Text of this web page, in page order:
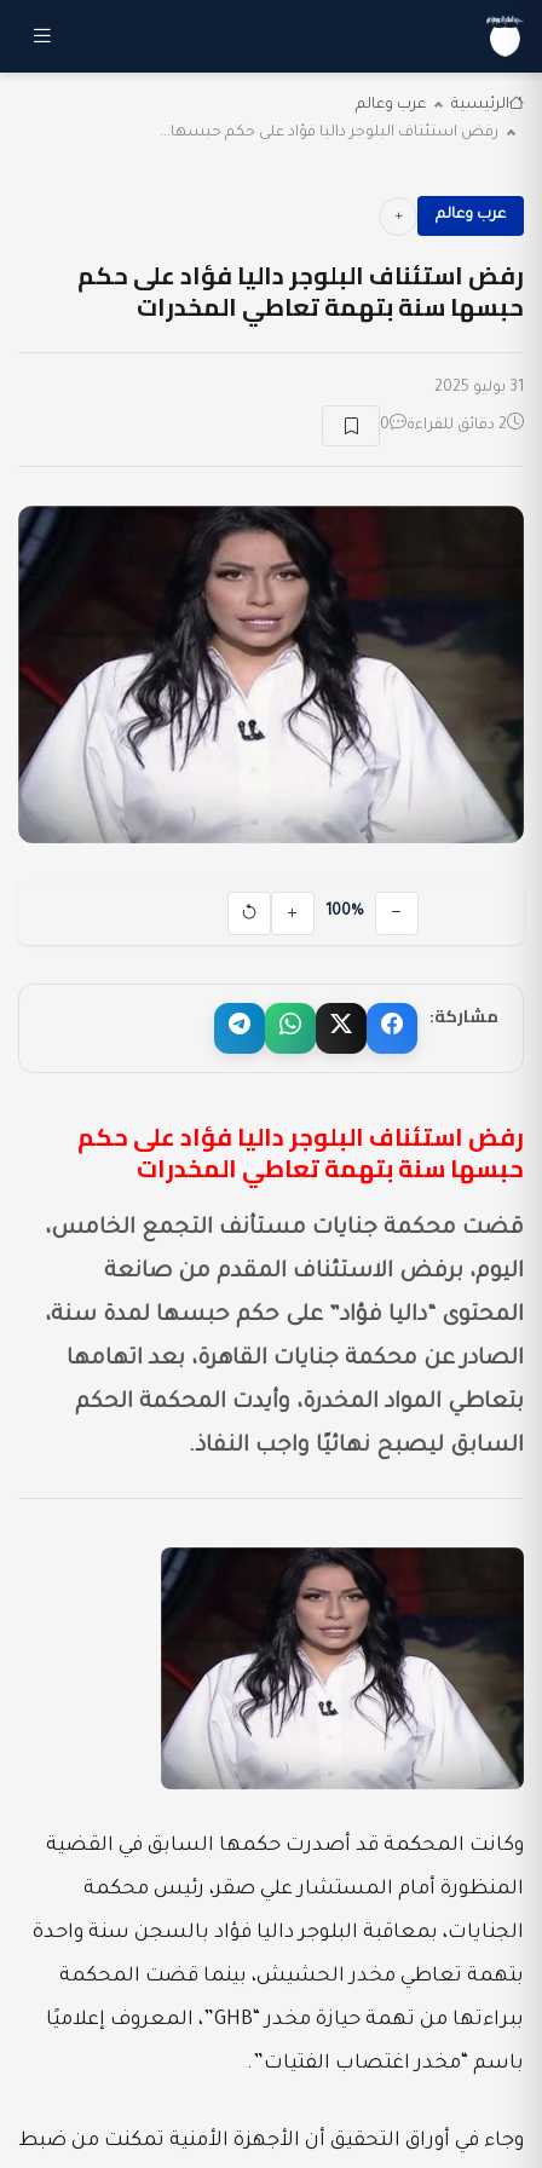
الرئيسية
عرب وعالم
رفض استئناف البلوجر داليا فؤاد على حكم حبسها...
عرب وعالم
رفض استئناف البلوجر داليا فؤاد على حكم
حبسها سنة بتهمة تعاطي المخدرات
31 يوليو 2025
2 دقائق للقراءة 0
100%
مشاركة:
رفض استئناف البلوجر داليا فؤاد على حكم
حبسها سنة بتهمة تعاطي المخدرات
قضت محكمة جنايات مستأنف التجمع الخامس،
اليوم، برفض الاستئناف المقدم من صانعة
المحتوى “داليا فؤاد” على حكم حبسها لمدة سنة،
الصادر عن محكمة جنايات القاهرة، بعد اتهامها
بتعاطي المواد المخدرة، وأيدت المحكمة الحكم
السابق ليصبح نهائيًا واجب النفاذ.
وكانت المحكمة قد أصدرت حكمها السابق في القضية
المنظورة أمام المستشار علي صقر، رئيس محكمة
الجنايات، بمعاقبة البلوجر داليا فؤاد بالسجن سنة واحدة
بتهمة تعاطي مخدر الحشيش، بينما قضت المحكمة
ببراءتها من تهمة حيازة مخدر “GHB”، المعروف إعلاميًا
باسم “مخدر اغتصاب الفتيات”.
وجاء في أوراق التحقيق أن الأجهزة الأمنية تمكنت من ضبط